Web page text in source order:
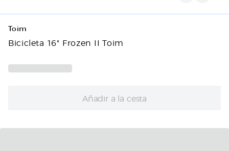
Toim
Bicicleta 16" Frozen II Toim
Añadir a la cesta